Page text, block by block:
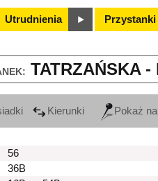
Utrudnienia Przystanki
TATRZAŃSKA -
Kierunki Pokaż
56
36B